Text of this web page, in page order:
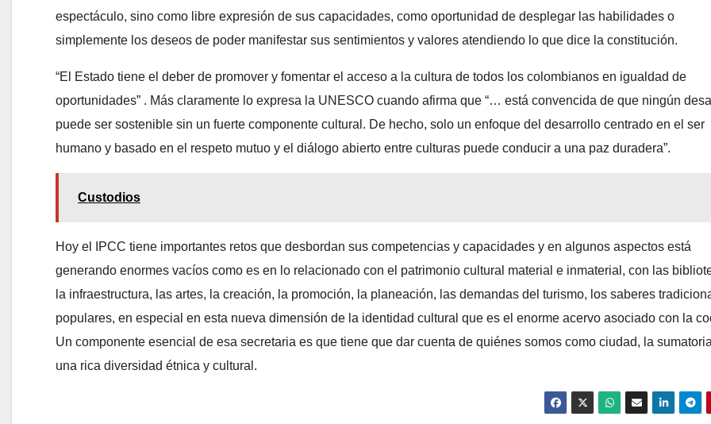
espectáculo, sino como libre expresión de sus capacidades, como oportunidad de desplegar las habilidades o
simplemente los deseos de poder manifestar sus sentimientos y valores atendiendo lo que dice la constitución.
“El Estado tiene el deber de promover y fomentar el acceso a la cultura de todos los colombianos en igualdad de
oportunidades” . Más claramente lo expresa la UNESCO cuando afirma que “… está convencida de que ningún
puede ser sostenible sin un fuerte componente cultural. De hecho, solo un enfoque del desarrollo centrado en el ser
humano y basado en el respeto mutuo y el diálogo abierto entre culturas puede conducir a una paz duradera”.
Custodios
Hoy el IPCC tiene importantes retos que desbordan sus competencias y capacidades y en algunos aspectos está
generando enormes vacíos como es en lo relacionado con el patrimonio cultural material e inmaterial, con las
la infraestructura, las artes, la creación, la promoción, la planeación, las demandas del turismo, los saberes
populares, en especial en esta nueva dimensión de la identidad cultural que es el enorme acervo asociado con la
Un componente esencial de esa secretaria es que tiene que dar cuenta de quiénes somos como ciudad, la
una rica diversidad étnica y cultural.